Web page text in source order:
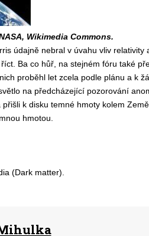
Wikimedia Commons.
údajně nebral v úvahu vliv
Ba co hůř, na stejném fóru také
proběhl let zcela podle plánu a k
na předcházející pozorování
k disku temné hmoty kolem
hmotou.
(Dark matter).